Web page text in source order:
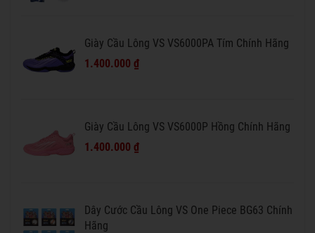
Giày Cầu Lông VS VS6000PA Tím Chính Hãng
1.400.000 ₫
Giày Cầu Lông VS VS6000P Hồng Chính Hãng
1.400.000 ₫
Dây Cước Cầu Lông VS One Piece BG63 Chính
Hãng